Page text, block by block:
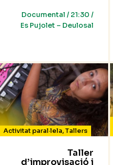
Documental / 21:30 /
Es Pujolet – Deulosal
Activitat paral·lela,Tallers
Taller
d’improvisació i